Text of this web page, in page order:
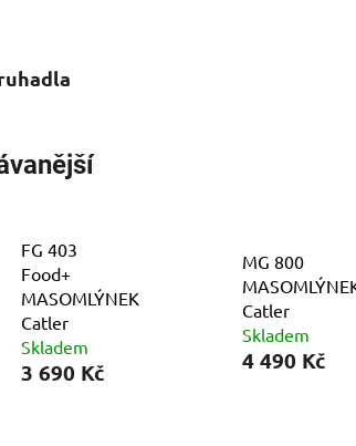
FG 403
Food+
MASOMLÝNEK
Catler
Skladem
3 690 Kč
MG 800
Catler
Skladem
4 490 Kč